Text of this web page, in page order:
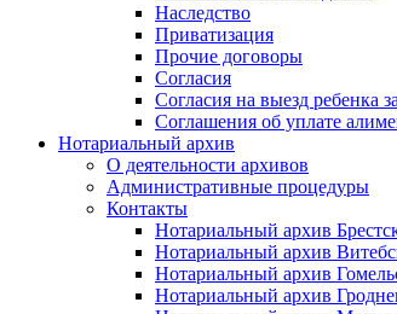
Наследство
Приватизация
Прочие договоры
Согласия
Согласия на выезд ребенка
Соглашения об уплате
Нотариальный архив
О деятельности архивов
Административные процедуры
Контакты
Нотариальный архив
Нотариальный архив
Нотариальный архив
Нотариальный архив